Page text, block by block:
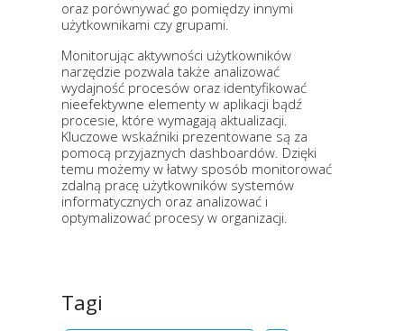
oraz porównywać go pomiędzy innymi
użytkownikami czy grupami.
Monitorując aktywności użytkowników
narzędzie pozwala także analizować
wydajność procesów oraz identyfikować
nieefektywne elementy w aplikacji bądź
procesie, które wymagają aktualizacji.
Kluczowe wskaźniki prezentowane są za
pomocą przyjaznych dashboardów. Dzięki
temu możemy w łatwy sposób monitorować
zdalną pracę użytkowników systemów
informatycznych oraz analizować i
optymalizować procesy w organizacji.
Tagi